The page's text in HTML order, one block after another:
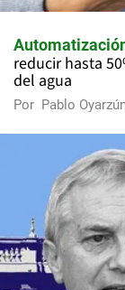
reducir hasta
del agua
Por Pablo